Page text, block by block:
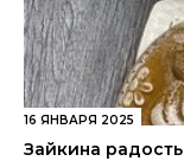
16 ЯНВАРЯ 2025
Зайкина радость